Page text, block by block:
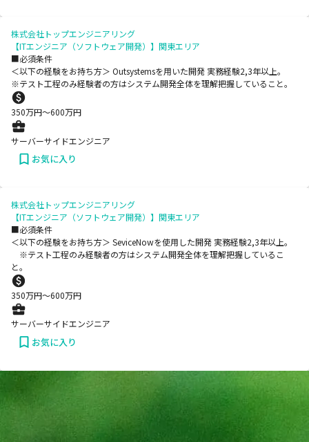
株式会社トップエンジニアリング
【ITエンジニア（ソフトウェア開発）】関東エリア
■必須条件
＜以下の経験をお持ち方＞ Outsystemsを用いた開発 実務経験2,3年以上。
※テスト工程のみ経験者の方はシステム開発全体を理解把握していること。
350万円〜600万円
サーバーサイドエンジニア
お気に入り
株式会社トップエンジニアリング
【ITエンジニア（ソフトウェア開発）】関東エリア
■必須条件
＜以下の経験をお持ち方＞ SeviceNowを使用した開発 実務経験2,3年以上。
※テスト工程のみ経験者の方はシステム開発全体を理解把握しているこ
と。
350万円〜600万円
サーバーサイドエンジニア
お気に入り